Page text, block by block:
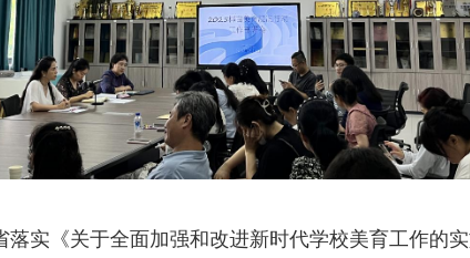
落实《关于全面加强和改进新时代学校美育工作的